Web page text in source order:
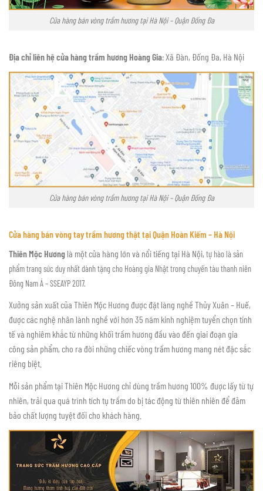
Cửa hàng bán vòng trầm hương tại Hà Nội – Quận Đống Đa
Địa chỉ liên hệ cửa hàng trầm hương Hoàng Gia: Xã Đàn, Đống Đa, Hà Nội
Cửa hàng bán vòng trầm hương tại Hà Nội – Quận Đống Đa
Cửa hàng bán vòng tay trầm hương thật tại Quận Hoàn Kiếm – Hà Nội
Thiên Mộc Hương là một cửa hàng lớn và nổi tiếng tại Hà Nội, tự hào là sản
phẩm trang sức duy nhất dành tặng cho Hoàng gia Nhật trong chuyến tàu thanh niên
Đông Nam Á – SSEAYP 2017.
Xưởng sản xuất của Thiên Mộc Hương được đặt làng nghề Thủy Xuân – Huế,
được các nghệ nhân lành nghề với hơn 35 năm kinh nghiệm tuyển chọn tinh
tế và nghiêm khắc từ những khối trầm hương đầu vào đến giai đoạn gia
công sản phẩm, cho ra đời những chiếc vòng trầm hương mang nét đặc sắc
riêng biệt.
Mỗi sản phẩm tại Thiên Mộc Hương chỉ dùng trầm hương 100% được lấy từ tự
nhiên, trải qua quá trình tích tụ trầm do bị tác động từ thiên nhiên để đảm
bảo chất lượng tuyệt đối cho khách hàng.